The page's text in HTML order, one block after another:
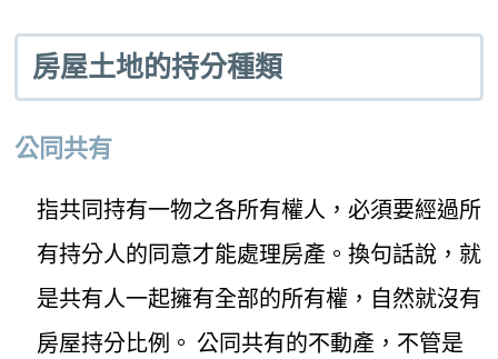
房屋土地的持分種類
公同共有
指共同持有一物之各所有權人，必須要經過所
有持分人的同意才能處理房產。換句話說，就
是共有人一起擁有全部的所有權，自然就沒有
房屋持分比例。 公同共有的不動產，不管是